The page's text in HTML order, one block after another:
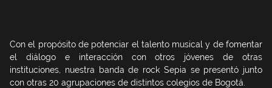
Con el propósito de potenciar el talento musical y de fomentar
el diálogo e interacción con otros jóvenes de otras
instituciones, nuestra banda de rock Sepia se presentó junto
con otras 20 agrupaciones de distintos colegios de Bogotá.